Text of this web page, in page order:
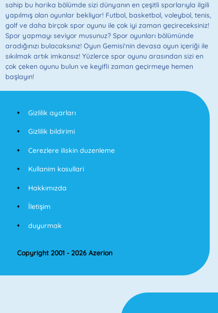
sahip bu harika bölümde sizi dünyanın en çeşitli sporlarıyla ilgili
yapılmış olan oyunlar bekliyor! Futbol, basketbol, voleybol, tenis,
golf ve daha birçok spor oyunu ile çok iyi zaman geçireceksiniz!
Spor yapmayı seviyor musunuz? Spor oyunları bölümünde
aradığınızı bulacaksınız! Oyun Gemisi'nin devasa oyun içeriği ile
sıkılmak artık imkansız! Yüzlerce spor oyunu arasından sizi en
çok çeken oyunu bulun ve keyifli zaman geçirmeye hemen
başlayın!
Gizlilik ayarları
Gizlilik bildirimi
Cerezlere iliskin duzenleme
Kullanim kosullari
Hakkımızda
İletişim
duyurmak
Copyright 2001 - 2026 Azerion